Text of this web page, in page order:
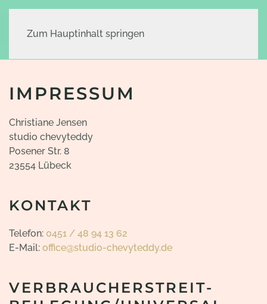
Zum Hauptinhalt springen
IMPRESSUM
Christiane Jensen
studio chevyteddy
Posener Str. 8
23554 Lübeck
KONTAKT
Telefon: 0451 / 48 94 13 62
E-Mail: office@studio-chevyteddy.de
VERBRAUCHER­STREIT­